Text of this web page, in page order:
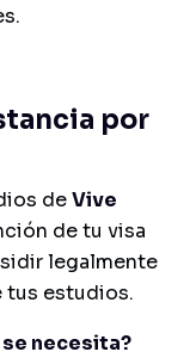
por
deVive
de tu visa
legalmente
tus estudios.
necesita?